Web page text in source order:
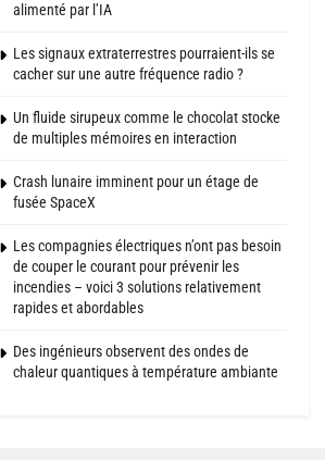
alimenté par l’IA
Les signaux extraterrestres pourraient-ils se
cacher sur une autre fréquence radio ?
Un fluide sirupeux comme le chocolat stocke
de multiples mémoires en interaction
Crash lunaire imminent pour un étage de
fusée SpaceX
Les compagnies électriques n’ont pas besoin
de couper le courant pour prévenir les
incendies – voici 3 solutions relativement
rapides et abordables
Des ingénieurs observent des ondes de
chaleur quantiques à température ambiante